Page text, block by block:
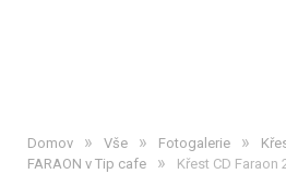
Domov » Vše » Fotogalerie »
FARAON v Tip cafe
» Křest CD Faraon